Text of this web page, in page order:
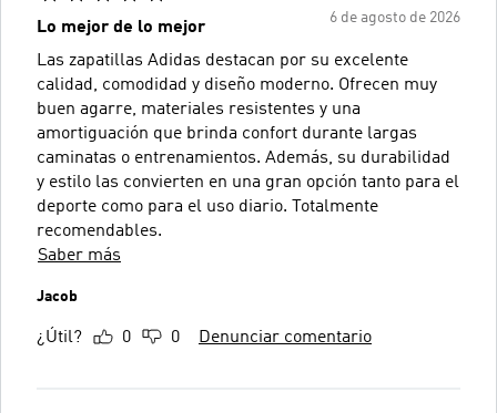
6 de agosto de 2026
Lo mejor de lo mejor
Las zapatillas Adidas destacan por su excelente
calidad, comodidad y diseño moderno. Ofrecen muy
buen agarre, materiales resistentes y una
amortiguación que brinda confort durante largas
caminatas o entrenamientos. Además, su durabilidad
y estilo las convierten en una gran opción tanto para el
deporte como para el uso diario. Totalmente
recomendables.
Saber más
Jacob
¿Útil? 0 0 Denunciar comentario